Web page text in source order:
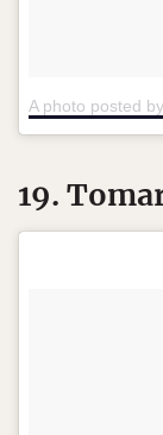
A photo posted
19.